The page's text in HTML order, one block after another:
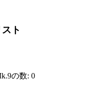
ト
の数: 0